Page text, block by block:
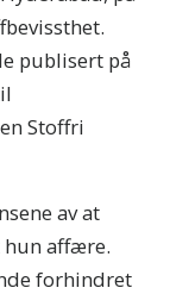
publisert på
Stoffri
av at
affære.
forhindret